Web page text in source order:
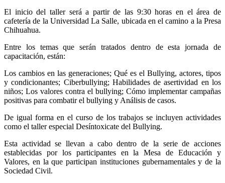
El inicio del taller será a partir de las 9:30 horas en el área de
cafetería de la Universidad La Salle, ubicada en el camino a la Presa
Chihuahua.
Entre los temas que serán tratados dentro de esta jornada de
capacitación, están:
Los cambios en las generaciones; Qué es el Bullying, actores, tipos
y condicionantes; Ciberbullying; Habilidades de asertividad en los
niños; Los valores contra el bullying; Cómo implementar campañas
positivas para combatir el bullying y Análisis de casos.
De igual forma en el curso de los trabajos se incluyen actividades
como el taller especial Desíntoxicate del Bullying.
Esta actividad se llevan a cabo dentro de la serie de acciones
establecidas por los participantes en la Mesa de Educación y
Valores, en la que participan instituciones gubernamentales y de la
Sociedad Civil.